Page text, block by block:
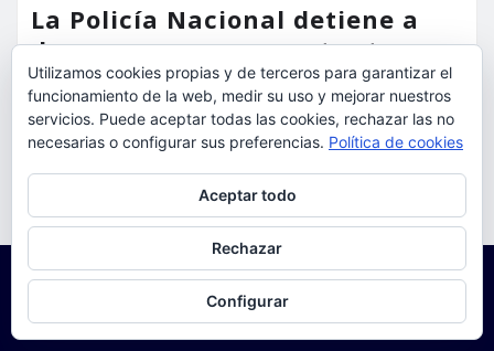
La Policía Nacional detiene a
dos varones por cometer tres
robos con violencia en una
misma mañana
torrent al dia Ago 7, 2026
Utilizamos cookies propias y de terceros para garantizar el
funcionamiento de la web, medir su uso y mejorar nuestros
servicios. Puede aceptar todas las cookies, rechazar las no
necesarias o configurar sus preferencias. Política de cookies
Aceptar todo
Rechazar
Configurar
Para obtener más información, incluido cómo gestionar las cookies,